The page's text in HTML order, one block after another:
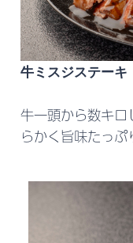
牛ミスジステーキ
牛一頭から数キロ
らかく旨味たっぷ